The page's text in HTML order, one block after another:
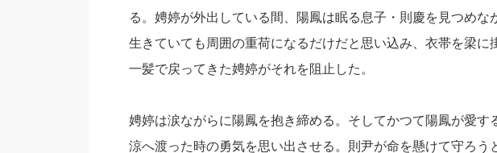
る。娉婷が外出している間、陽鳳は眠る息子・則慶を見つめな
生きていても周囲の重荷になるだけだと思い込み、衣帯を梁に
一髪で戻ってきた娉婷がそれを阻止した。
娉婷は涙ながらに陽鳳を抱き締める。そしてかつて陽鳳が愛す
涼へ渡った時の勇気を思い出させる。則尹が命を懸けて守ろう